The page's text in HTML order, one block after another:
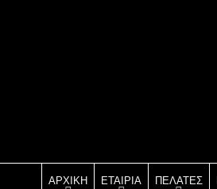
ΑΡΧΙΚΗ ΕΤΑΙΡΙΑ ΠΕΛΑΤΕΣ